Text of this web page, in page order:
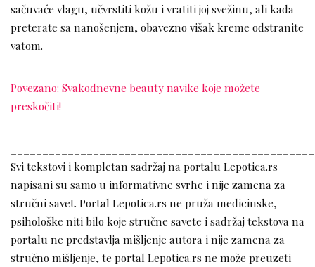
sačuvaće vlagu, učvrstiti kožu i vratiti joj svežinu, ali kada
preterate sa nanošenjem, obavezno višak kreme odstranite
vatom.
Povezano: Svakodnevne beauty navike koje možete
preskočiti!
Svi tekstovi i kompletan sadržaj na portalu Lepotica.rs
napisani su samo u informativne svrhe i nije zamena za
stručni savet. Portal Lepotica.rs ne pruža medicinske,
psihološke niti bilo koje stručne savete i sadržaj tekstova na
portalu ne predstavlja mišljenje autora i nije zamena za
stručno mišljenje, te portal Lepotica.rs ne može preuzeti